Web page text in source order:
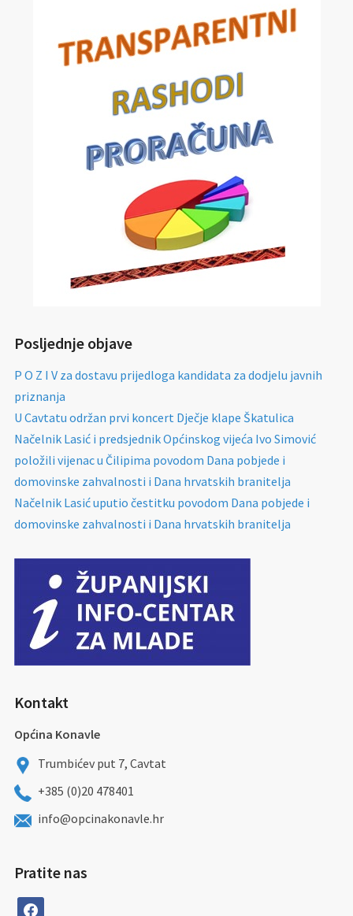
Posljednje objave
P O Z I V za dostavu prijedloga kandidata za dodjelu javnih
priznanja
U Cavtatu održan prvi koncert Dječje klape Škatulica
Načelnik Lasić i predsjednik Općinskog vijeća Ivo Simović
položili vijenac u Čilipima povodom Dana pobjede i
domovinske zahvalnosti i Dana hrvatskih branitelja
Načelnik Lasić uputio čestitku povodom Dana pobjede i
domovinske zahvalnosti i Dana hrvatskih branitelja
Kontakt
Općina Konavle
Trumbićev put 7, Cavtat
+385 (0)20 478401
info@opcinakonavle.hr
Pratite nas
facebook